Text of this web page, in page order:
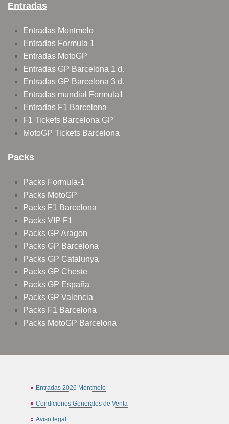
Entradas
Entradas Montmelo
Entradas Formula 1
Entradas MotoGP
Entradas GP Barcelona 1 d.
Entradas GP Barcelona 3 d.
Entradas mundial Formula1
Entradas F1 Barcelona
F1 Tickets Barcelona GP
MotoGP Tickets Barcelona
Packs
Packs Formula-1
Packs MotoGP
Packs F1 Barcelona
Packs VIP F1
Packs GP Aragon
Packs GP Barcelona
Packs GP Catalunya
Packs GP Cheste
Packs GP España
Packs GP Valencia
Packs F1 Barcelona
Packs MotoGP Barcelona
Entradas 2026 Montmelo
Condiciones Generales de Venta
Aviso legal